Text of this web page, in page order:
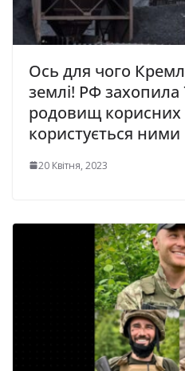
Ось для чого
землі! РФ захопила
родовищ корисних
користується ними
20 Квітня, 2023